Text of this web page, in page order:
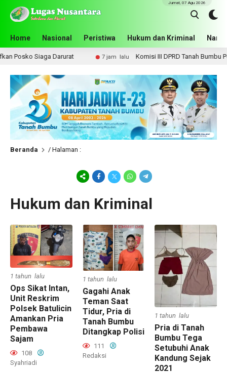
Home Nasional Peristiwa Hukum dan Kriminal
Jumat, 07 Agu 2026
Siaga Darurat 7 jam lalu Komisi III DPRD Tanah Bumbu
Beranda / Halaman :
Hukum dan Kriminal
1 tahun lalu
Ops Sikat Intan,
Unit Reskrim
Polsek Batulicin
Amankan Pria
Pembawa
Sajam
108
Syahriadi
1 tahun lalu
Gagahi Anak
Teman Saat
Tidur, Pria di
Tanah Bumbu
Ditangkap Polisi
111
Redaksi
1 tahun lalu
Pria di Tanah
Bumbu Tega
Setubuhi Anak
Kandung Sejak
2021